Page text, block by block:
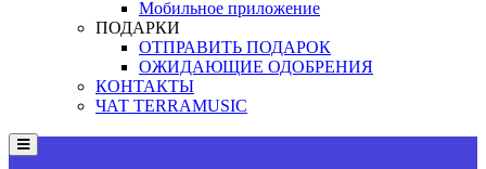
Мобильное приложение
ПОДАРКИ
ОТПРАВИТЬ ПОДАРОК
ОЖИДАЮЩИЕ ОДОБРЕНИЯ
КОНТАКТЫ
ЧАТ TERRAMUSIC